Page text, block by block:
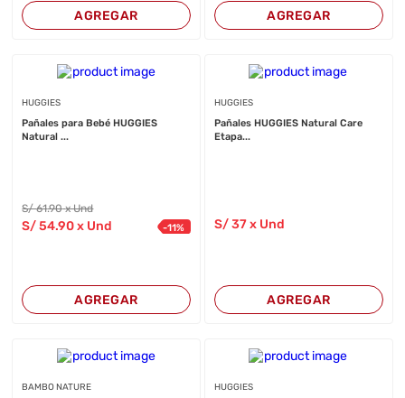
AGREGAR AGREGAR
HUGGIES
Pañales para Bebé HUGGIES
Natural ...
S/61.90 x Und
S/54.90 x Und -11%
AGREGAR
HUGGIES
Pañales HUGGIES Natural Care
Etapa...
S/37x Und
AGREGAR
BAMBO NATURE HUGGIES